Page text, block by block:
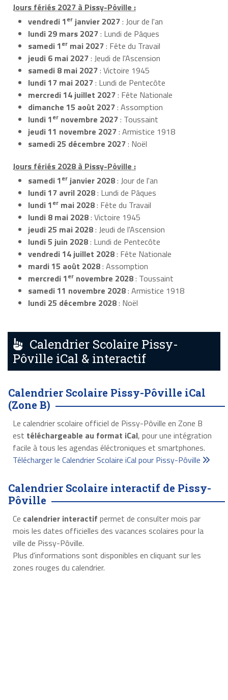
Jours fériés 2027 à Pissy-Pôville :
vendredi 1er janvier 2027: Jour de l'an
lundi 29 mars 2027: Lundi de Pâques
samedi 1er mai 2027: Fête du Travail
jeudi 6 mai 2027: Jeudi de l'Ascension
samedi 8 mai 2027: Victoire 1945
lundi 17 mai 2027: Lundi de Pentecôte
mercredi 14 juillet 2027: Fête Nationale
dimanche 15 août 2027: Assomption
lundi 1er novembre 2027: Toussaint
jeudi 11 novembre 2027: Armistice 1918
samedi 25 décembre 2027: Noël
Jours fériés 2028 à Pissy-Pôville :
samedi 1er janvier 2028: Jour de l'an
lundi 17 avril 2028: Lundi de Pâques
lundi 1er mai 2028: Fête du Travail
lundi 8 mai 2028: Victoire 1945
jeudi 25 mai 2028: Jeudi de l'Ascension
lundi 5 juin 2028: Lundi de Pentecôte
vendredi 14 juillet 2028: Fête Nationale
mardi 15 août 2028: Assomption
mercredi 1er novembre 2028: Toussaint
samedi 11 novembre 2028: Armistice 1918
lundi 25 décembre 2028: Noël
Calendrier Scolaire Pissy-
Pôville iCal & interactif
Calendrier Scolaire Pissy-Pôville iCal
(Zone B)
Le calendrier scolaire officiel de Pissy-Pôville en Zone B
est téléchargeable au format iCal, pour une intégration
facile à tous les agendas éléctroniques et smartphones.
Télécharger le Calendrier Scolaire iCal pour Pissy-Pôville
Calendrier Scolaire interactif de Pissy-
Pôville
Ce calendrier interactif permet de consulter mois par
mois les dates officielles des vacances scolaires pour la
ville de Pissy-Pôville.
Plus d'informations sont disponibles en cliquant sur les
zones rouges du calendrier.